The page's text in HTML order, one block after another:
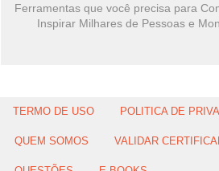
Ferramentas que você precisa para
Inspirar Milhares de Pessoas e
TERMO DE USO POLITICA DE
QUEM SOMOS VALIDAR